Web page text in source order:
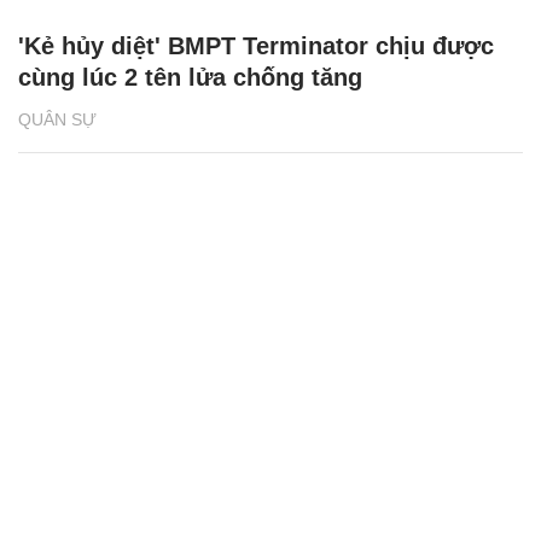
QUÂN SỰ
'Kẻ hủy diệt' BMPT Terminator chịu được
cùng lúc 2 tên lửa chống tăng